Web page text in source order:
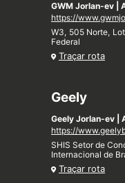
GWM Jorlan-ev |
https://
W3, 505 Norte,
Federal
Traçar rota
Geely
Geely Jorlan-ev |
https://
SHIS Setor de
Internacional de
Traçar rota